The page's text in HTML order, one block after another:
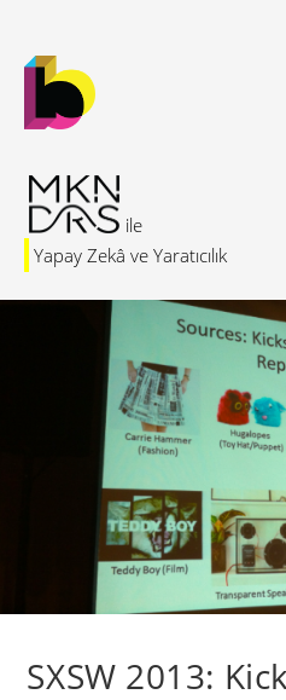
Yapay Zekâ ve Yaratıcılık
SXSW 2013: